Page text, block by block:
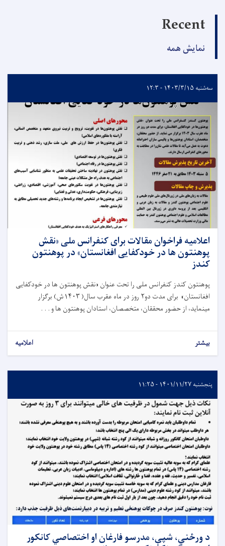
Recent
نمایش همه
سه‌شنبه ۱۴۰۳/۳/۱۵ - ۱۲:۳
اعلامیه فراخوان مقالات برای کنفرانس ملی «نقش
پوهنتون ها در خودکفایی افغانستان» در پوهنتون
کندز
پوهنتون کندز کنفرانس ملی را تحت عنوان «نقش پوهنتون ها در خودکفایی
افغانستان» برای مدت دو۲ روز در ماه عقرب سال( ۱۴۰۳ش) برگزار
مینماید، از حضور محققان، متخصصان، استادان پوهنتون ها و . . .
بیشتر اعلامیه
پنجشنبه ۱۴۰۱/۱۱/۲۷ - ۱۱:۲۵
د ورځني، شپې، مدرسو فارغان او اختصاصي کانکور